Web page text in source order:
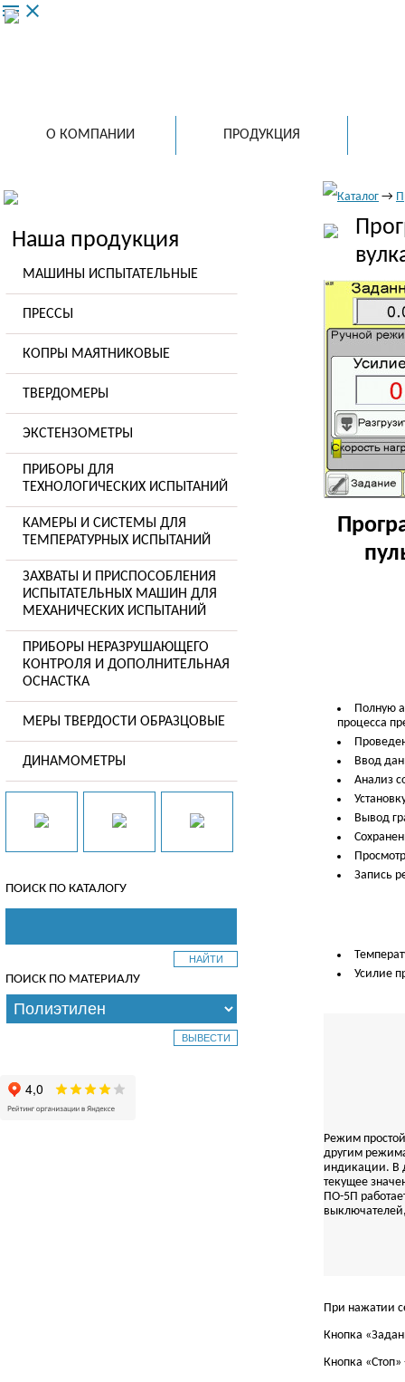
menu close
О КОМПАНИИ ПРОДУКЦИЯ
Наша продукция
МАШИНЫ ИСПЫТАТЕЛЬНЫЕ
ПРЕССЫ
КОПРЫ МАЯТНИКОВЫЕ
ТВЕРДОМЕРЫ
ЭКСТЕНЗОМЕТРЫ
ПРИБОРЫ ДЛЯ
ТЕХНОЛОГИЧЕСКИХ ИСПЫТАНИЙ
КАМЕРЫ И СИСТЕМЫ ДЛЯ
ТЕМПЕРАТУРНЫХ ИСПЫТАНИЙ
ЗАХВАТЫ И ПРИСПОСОБЛЕНИЯ
ИСПЫТАТЕЛЬНЫХ МАШИН ДЛЯ
МЕХАНИЧЕСКИХ ИСПЫТАНИЙ
ПРИБОРЫ НЕРАЗРУШАЮЩЕГО
КОНТРОЛЯ И ДОПОЛНИТЕЛЬНАЯ
ОСНАСТКА
МЕРЫ ТВЕРДОСТИ ОБРАЗЦОВЫЕ
ДИНАМОМЕТРЫ
ПОИСК ПО КАТАЛОГУ
ПОИСК ПО МАТЕРИАЛУ
Каталог →
Полную
процесса
Ввод
Анализ
Вывод
Запись
Усилие
Режим
другим
индикации. В
текущее
ПO-5П
При нажатии
Кнопка
Кнопка